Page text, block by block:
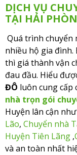
DỊCH VỤ
TẠI HẢI
Quá trình chuyển
nhiều hộ gia đình.
thì giá thành vận
đau đầu. Hiểu
ĐÔ luôn cung cấp
nhà trọn gói
Huyện lân cận như
Lão, Chuyển nhà
Huyện Tiên Lãng ,
và an toàn nhất